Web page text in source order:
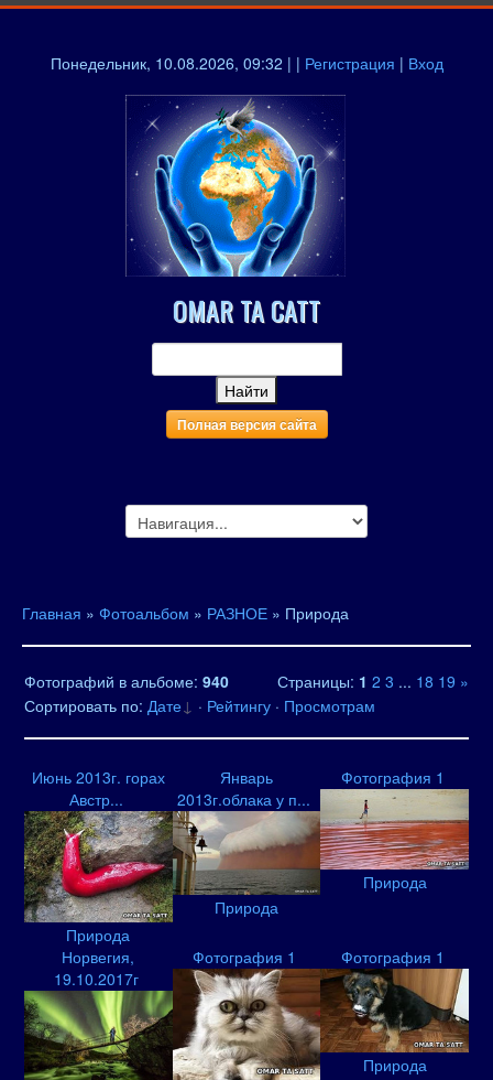
Понедельник, 10.08.2026, 09:32 | | Регистрация | Вход
OMAR TA CATT
Полная версия сайта
Главная » Фотоальбом » РАЗНОЕ » Природа
Фотографий в альбоме: 940 Страницы: 1 2 3 ... 18 19 »
Сортировать по: Дате · Рейтингу · Просмотрам
Июнь 2013г. горах
Австр...
Природа
Январь
2013г.облака у п...
Природа
Фотография 1
Природа
Норвегия,
19.10.2017г
Фотография 1 Фотография 1
Природа